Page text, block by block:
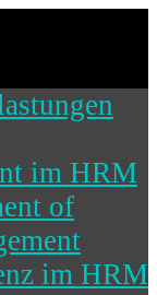
im HRM
of
im HRM